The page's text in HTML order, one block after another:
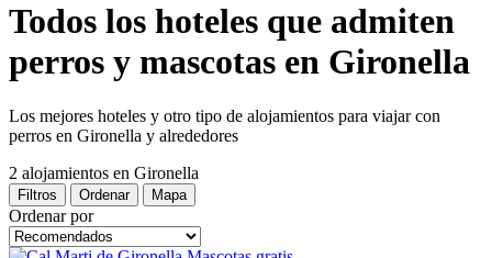
Todos los hoteles que admiten
perros y mascotas en Gironella
Los mejores hoteles y otro tipo de alojamientos para viajar con
perros en Gironella y alrededores
2 alojamientos en Gironella
Filtros Ordenar Mapa
Ordenar por